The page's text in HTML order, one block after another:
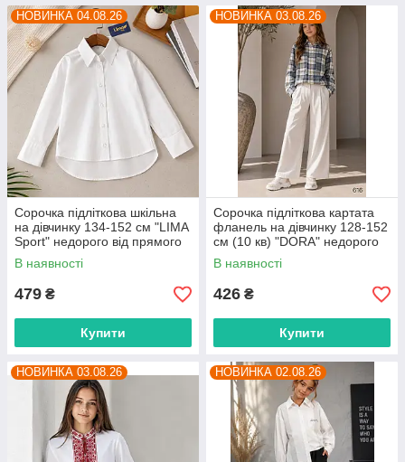
НОВИНКА 04.08.26
Сорочка підліткова шкільна
на дівчинку 134-152 см "LIMA
Sport" недорого від прямого
постачальника
В наявності
479 ₴
Купити
НОВИНКА 03.08.26
Сорочка підліткова картата
фланель на дівчинку 128-152
см (10 кв) "DORA" недорого
від прямого постачальника
В наявності
426 ₴
Купити
НОВИНКА 03.08.26 НОВИНКА 02.08.26